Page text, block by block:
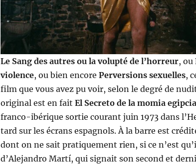
Le Sang des autres ou la volupté de l’horreur, ou
violence, ou bien encore Perversions sexuelles,
film que vous avez pu voir, selon le degré de
original est en fait El Secreto de la momia egipcia
franco-ibérique sortie courant juin 1973 dans
tard sur les écrans espagnols. À la barre est
dont on ne sait pratiquement rien, si ce n’est
d’Alejandro Martí, qui signait son second et